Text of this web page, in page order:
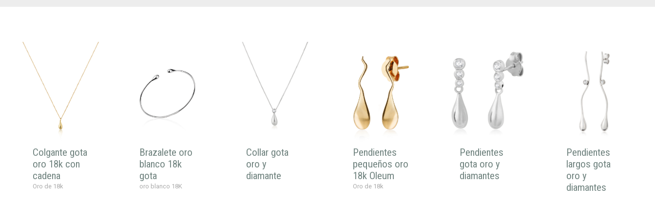
Colgante gota
oro 18k con
cadena
Oro de 18k
Brazalete oro
blanco 18k
gota
oro blanco 18K
Collar gota
oro y
diamante
Pendientes
pequeños oro
18k Oleum
Oro de 18k
Pendientes
gota oro y
diamantes
Pendientes
largos gota
oro y
diamantes